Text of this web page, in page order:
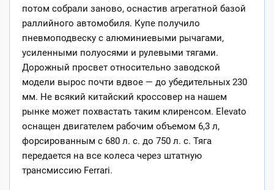
потом собрали заново, оснастив агрегатной базой
раллийного автомобиля. Купе получило
пневмоподвеску с алюминиевыми рычагами,
усиленными полуосями и рулевыми тягами.
Дорожный просвет относительно заводской
модели вырос почти вдвое — до убедительных 230
мм. Не всякий китайский кроссовер на нашем
рынке может похвастать таким клиренсом. Elevato
оснащен двигателем рабочим объемом 6,3 л,
форсированным с 680 л. с. до 750 л. с. Тяга
передается на все колеса через штатную
трансмиссию Ferrari.